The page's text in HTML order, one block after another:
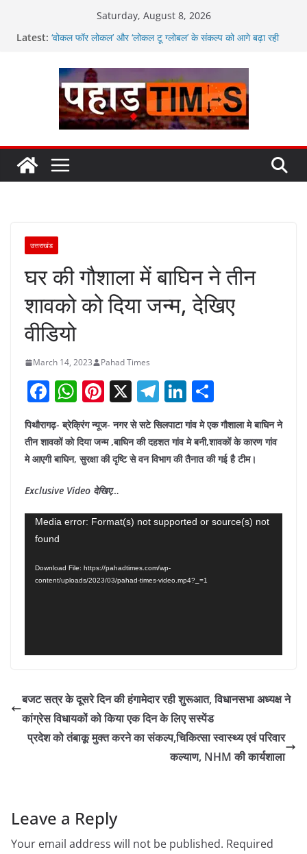
Saturday, August 8, 2026
Latest: ‘वोकल फॉर लोकल’ और ‘लोकल टू ग्लोबल’ के संकल्प को आगे बढ़ा रही
मतदाताओं से निरंतर संवाद करते रहें अधिकारी: सीईओ
उत्तराखंड में विभिन्न विकास योजनाओं के लिए 80 करोड़ रुपए
अगले दो दिनों में भारी से बहुत भारी वर्षा की संभावना, अलर्ट!
जनकल्याण, रोजगार, शिक्षा, श्रमिक हित और आधारभूत विकास को नई
गति : धामी कैबिनेट के ऐतिहासिक फैसले
उत्तराखंड
घर की गौशाला में बाघिन ने तीन
शावको को दिया जन्म, देखिए
वीडियो
March 14, 2023 Pahad Times
F
c
e
b
o
o
k
W
h
at
s
A
p
p
Pi
er
e
st
X T
el
e
gr
Li
n
k
e
h
ar
e
पिथौरागढ़- ब्रेक्रिंग न्यूज- नगर से सटे सिलपाटा गांव मे एक गौशाला मे बाघिन ने
तीन शावकों को दिया जन्म ,बाघिन की दहशत गांव मे बनी,शावकों के कारण गांव
मे आएगी बाघिन, सुरक्षा की दृष्टि से वन विभाग की तैनात की गई है टीम।
Exclusive Video देखिए…
Video
Player
Media error: Format(s) not supported or source(s) not
found
Download File: https://pahadtimes.com/wp-
content/uploads/2023/03/pahad-times-video.mp4?_=1
बजट सत्र के दूसरे दिन की हंगामेदार रही शुरूआत, विधानसभा अध्यक्ष ने
कांग्रेस विधायकों को किया एक दिन के लिए सस्पेंड
प्रदेश को तंबाकू मुक्त करने का संकल्प,चिकित्सा स्वास्थ्य एवं परिवार
कल्याण, NHM की कार्यशाला
Leave a Reply
Your email address will not be published. Required